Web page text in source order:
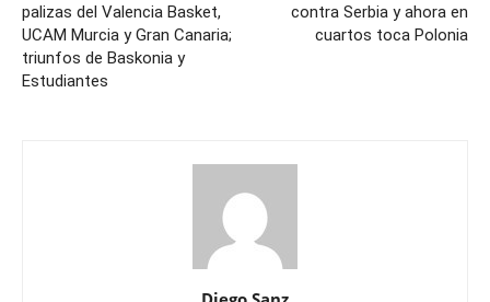
palizas del Valencia Basket,
UCAM Murcia y Gran Canaria;
triunfos de Baskonia y
Estudiantes
contra Serbia y ahora en
cuartos toca Polonia